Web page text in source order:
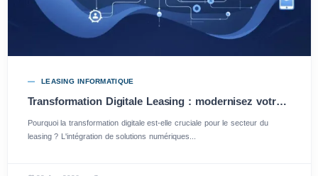
LEASING INFORMATIQUE
Transformation Digitale Leasing : modernisez votre gestion et boostez vos performances
Pourquoi la transformation digitale est-elle cruciale pour le secteur du
leasing ? L'intégration de solutions numériques...